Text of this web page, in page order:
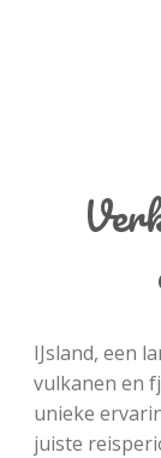
IJsland, een
vulkanen en
unieke
juiste